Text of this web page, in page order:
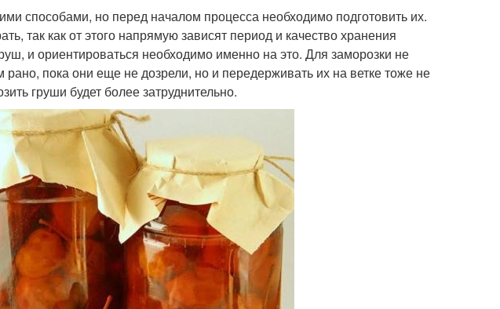
способами, но перед началом процесса необходимо подготовить их.
так как от этого напрямую зависят период и качество хранения
и ориентироваться необходимо именно на это. Для заморозки не
пока они еще не дозрели, но и передерживать их на ветке тоже не
груши будет более затруднительно.